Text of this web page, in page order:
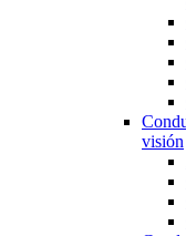
visión